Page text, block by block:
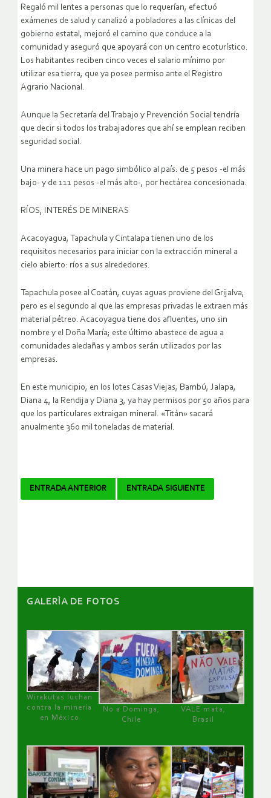
Regaló mil lentes a personas que lo requerían, efectuó
exámenes de salud y canalizó a pobladores a las clínicas del
gobierno estatal, mejoró el camino que conduce a la
comunidad y aseguró que apoyará con un centro ecoturístico.
Los habitantes reciben cinco veces el salario mínimo por
utilizar esa tierra, que ya posee permiso ante el Registro
Agrario Nacional.
Aunque la Secretaría del Trabajo y Prevención Social tendría
que decir si todos los trabajadores que ahí se emplean reciben
seguridad social.
Una minera hace un pago simbólico al país: de 5 pesos -el más
bajo- y de 111 pesos -el más alto-, por hectárea concesionada.
RÍOS, INTERÉS DE MINERAS
Acacoyagua, Tapachula y Cintalapa tienen uno de los
requisitos necesarios para iniciar con la extracción mineral a
cielo abierto: ríos a sus alrededores.
Tapachula posee al Coatán, cuyas aguas proviene del Grijalva,
pero es el segundo al que las empresas privadas le extraen más
material pétreo. Acacoyagua tiene dos afluentes, uno sin
nombre y el Doña María; este último abastece de agua a
comunidades aledañas y ambos serán utilizados por las
empresas.
En este municipio, en los lotes Casas Viejas, Bambú, Jalapa,
Diana 4, la Rendija y Diana 3, ya hay permisos por 50 años para
que los particulares extraigan mineral. «Titán» sacará
anualmente 360 mil toneladas de material.
Navegador
ENTRADA ANTERIOR ENTRADA SIGUIENTE
GALERÌA DE FOTOS
Wirakutas luchan
contra la minería
en México
No a Dominga,
Chile
VALE mata,
Brasil